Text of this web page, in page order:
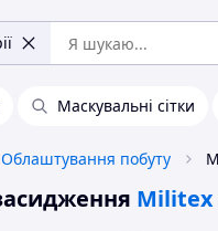
Маскувальні сітки
Облаштування побуту
Militex